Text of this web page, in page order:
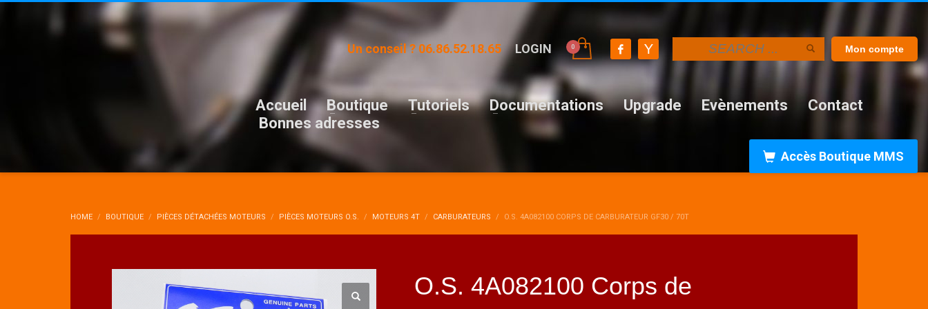
Un conseil ? 06.86.52.18.65 LOGIN Mon compte
Accueil Boutique Tutoriels Documentations Upgrade Evènements
Contact
Bonnes adresses
Accès Boutique MMS
HOME BOUTIQUE PIÈCES DÉTACHÉES MOTEURS PIÈCES MOTEURS O.S. MOTEURS 4T CARBURATEURS O.S. 4A082100 CORPS DE CARBURATEUR GF30 / 70T
O.S. 4A082100 Corps de